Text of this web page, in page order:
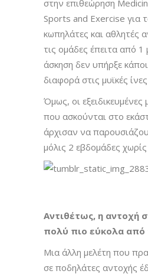
στην επιθεώρηση
Sports and Exercise για
κωπηλάτες και αθλητές
τις ομάδες έπειτα από 1
άσκηση δεν υπήρξε
διαφορά στις μυϊκές
Όμως, οι εξειδικευμένες
που ασκούνται στο
άρχισαν να
μόλις 2 εβδομάδες
Αντιθέτως, η αντοχή
πολύ πιο εύκολα από
Μια άλλη μελέτη που
σε ποδηλάτες αντοχής